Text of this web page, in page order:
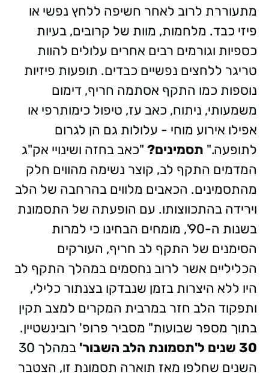
מתעוררת לרוב לאחר חשיפה ללחץ נפשי או
פיזי כבד. מלחמות, מוות של קרובים, בעיות
כספיות וגורמים רבים אחרים עלולים להוות
טריגר ללחצים נפשיים כבדים. תופעות פיזיות
נוספות כמו התקף אסתמה חריף, דימום
משמעותי, ניתוח, כאב עז, טיפול כימותרפי או
אפילו אירוע מוחי - עלולות גם הן לגרום
לתופעה." תסמינים? "כאב בחזה ושינויי אק"ג
המדמים התקף לב, קוצר נשימה מהווים חלק
מהתסמינים. הכאבים מלווים בהרחבה של הלב
וירידה בהתכווצותו. עם הופעתה של התסמונת
בשנות ה-90', מומחים הבחינו כי למרות
הסימנים של התקף לב חריף, העורקים
הכליליים אשר לרוב נחסמים במהלך התקף לב
היו ללא היצרות בזמן שנבדקו בצנתור כלילי,
ותפקוד הלב חזר במרבית המקרים למצב תקין
בתוך מספר שבועות" מסביר פרופ' רובינשטיין.
30 שנים ל'תסמונת הלב השבור'
במהלך 30
השנים שחלפו מאז תוארה תסמונת זו, הצטבר